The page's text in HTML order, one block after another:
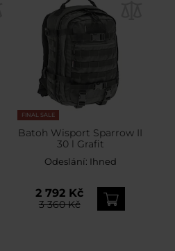
FINAL SALE
Batoh Wisport Sparrow II
30 l Grafit
Odeslání: Ihned
2 792 Kč
3 360 Kč